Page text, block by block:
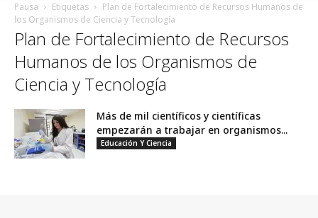
Pausa Etiquetas
Plan de Fortalecimiento de Recursos Humanos de
los Organismos de Ciencia y Tecnología
Plan de Fortalecimiento de Recursos
Humanos de los Organismos de
Ciencia y Tecnología
Más de mil científicos y científicas
empezarán a trabajar en organismos...
Educación Y Ciencia